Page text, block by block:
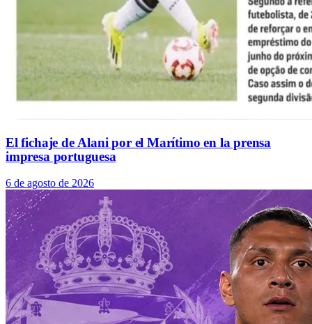
El fichaje de Alani por el Marítimo en la prensa
impresa portuguesa
6 de agosto de 2026